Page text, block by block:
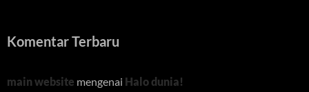
Komentar Terbaru
main website mengenai Halo dunia!